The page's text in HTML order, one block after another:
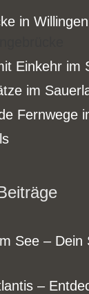
in Willingen
Einkehr im
im
Fernwege
See – Dein
–